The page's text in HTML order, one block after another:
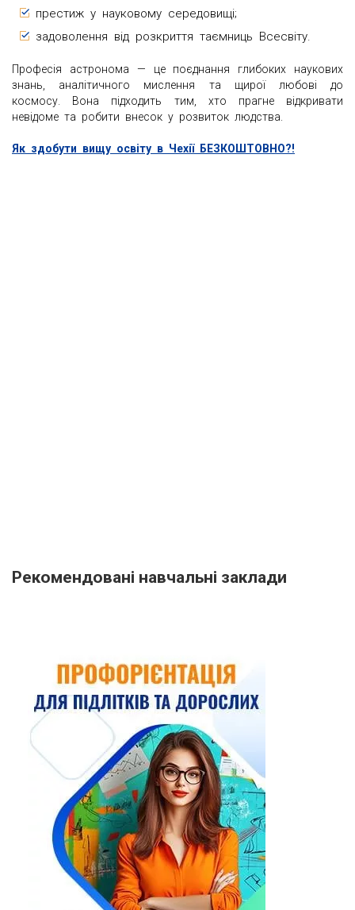
престиж у науковому середовищі;
задоволення від розкриття таємниць Всесвіту.
Професія астронома — це поєднання глибоких наукових
знань, аналітичного мислення та щирої любові до
космосу. Вона підходить тим, хто прагне відкривати
невідоме та робити внесок у розвиток людства.
Як здобути вищу освіту в Чехії БЕЗКОШТОВНО?!
Рекомендовані навчальні заклади